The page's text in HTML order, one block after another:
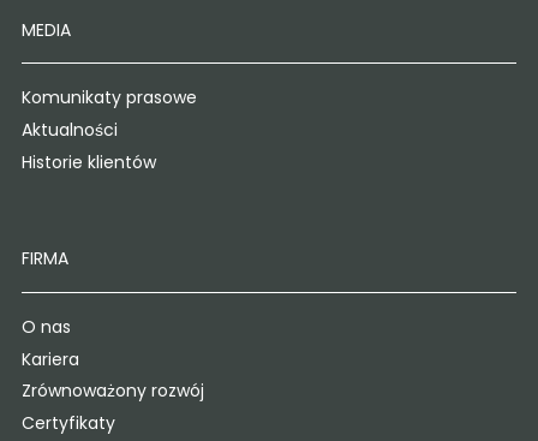
MEDIA
Komunikaty prasowe
Aktualności
Historie klientów
FIRMA
O nas
Kariera
Zrównoważony rozwój
Certyfikaty